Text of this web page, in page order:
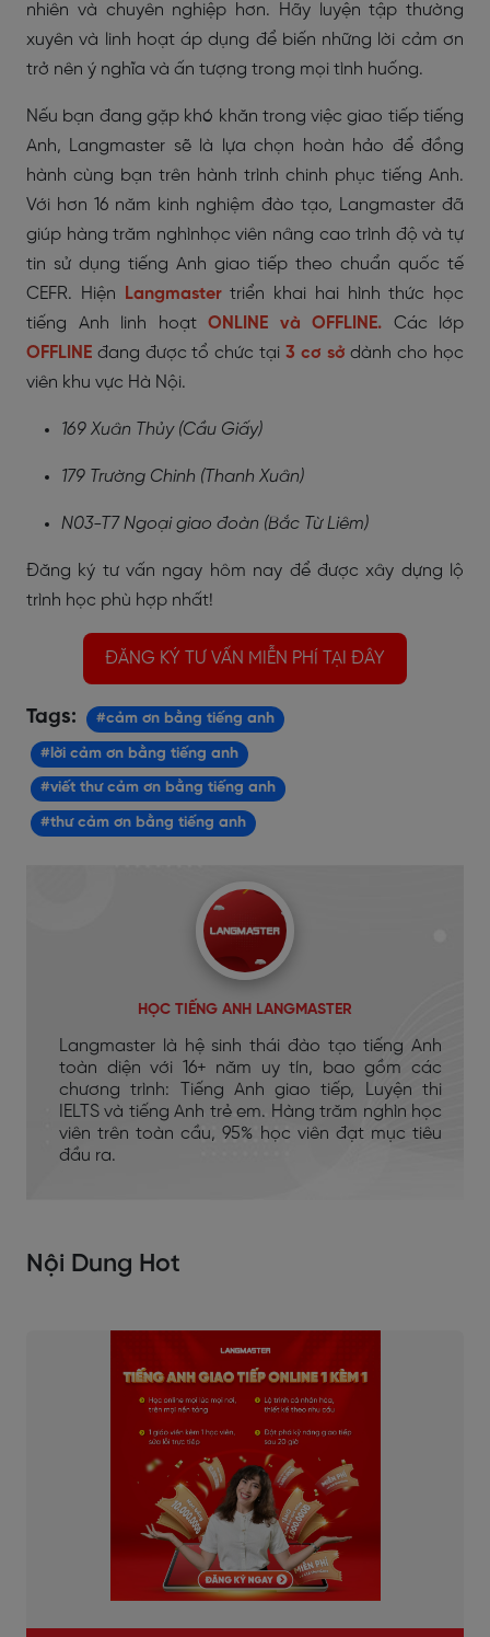
nhiên và chuyên nghiệp hơn. Hãy luyện tập thường
xuyên và linh hoạt áp dụng để biến những lời cảm ơn
trở nên ý nghĩa và ấn tượng trong mọi tình huống.
Nếu bạn đang gặp khó khăn trong việc giao tiếp tiếng
Anh, Langmaster sẽ là lựa chọn hoàn hảo để đồng
hành cùng bạn trên hành trình chinh phục tiếng Anh.
Với hơn 16 năm kinh nghiệm đào tạo, Langmaster đã
giúp hàng trăm nghìnhọc viên nâng cao trình độ và tự
tin sử dụng tiếng Anh giao tiếp theo chuẩn quốc tế
CEFR. Hiện
Langmaster triển khai hai hình thức học
tiếng Anh linh hoạt
ONLINE và OFFLINE.
Các lớp
OFFLINE đang được tổ chức tại 3 cơ sởdành cho học
viên khu vực Hà Nội.
169 Xuân Thủy (Cầu Giấy)
179 Trường Chinh (Thanh Xuân)
N03-T7 Ngoại giao đoàn (Bắc Từ Liêm)
Đăng ký tư vấn ngay hôm nay để được xây dựng lộ
trình học phù hợp nhất!
ĐĂNG KÝ TƯ VẤN MIỄN PHÍ TẠI ĐÂY
Tags: #cảm ơn bằng tiếng anh
#lời cảm ơn bằng tiếng anh
#viết thư cảm ơn bằng tiếng anh
#thư cảm ơn bằng tiếng anh
HỌC TIẾNG ANH LANGMASTER
Langmaster là hệ sinh thái đào tạo tiếng Anh
toàn diện với 16+ năm uy tín, bao gồm các
chương trình: Tiếng Anh giao tiếp, Luyện thi
IELTS và tiếng Anh trẻ em. Hàng trăm nghìn học
viên trên toàn cầu, 95% học viên đạt mục tiêu
đầu ra.
Nội Dung Hot